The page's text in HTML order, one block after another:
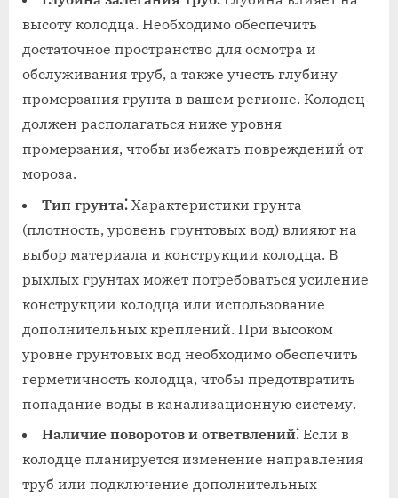
высоту колодца. Необходимо обеспечить
достаточное пространство для осмотра и
обслуживания труб, а также учесть глубину
промерзания грунта в вашем регионе. Колодец
должен располагаться ниже уровня
промерзания, чтобы избежать повреждений от
мороза.
Тип грунта⁚ Характеристики грунта
(плотность, уровень грунтовых вод) влияют на
выбор материала и конструкции колодца. В
рыхлых грунтах может потребоваться усиление
конструкции колодца или использование
дополнительных креплений. При высоком
уровне грунтовых вод необходимо обеспечить
герметичность колодца, чтобы предотвратить
попадание воды в канализационную систему.
Наличие поворотов и ответвлений⁚ Если в
колодце планируется изменение направления
труб или подключение дополнительных